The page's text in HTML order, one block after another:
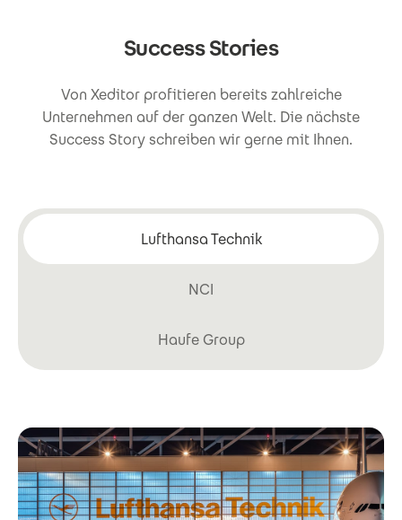
Success Stories
Von Xeditor profitieren bereits zahlreiche
Unternehmen auf der ganzen Welt. Die nächste
Success Story schreiben wir gerne mit Ihnen.
Lufthansa Technik
NCI
Haufe Group